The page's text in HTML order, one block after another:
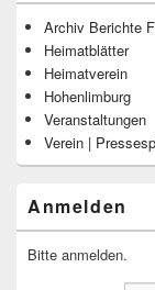
Archiv Berichte
Heimatblätter
Heimatverein
Hohenlimburg
Veranstaltungen
Verein |
Anmelden
Bitte anmelden.